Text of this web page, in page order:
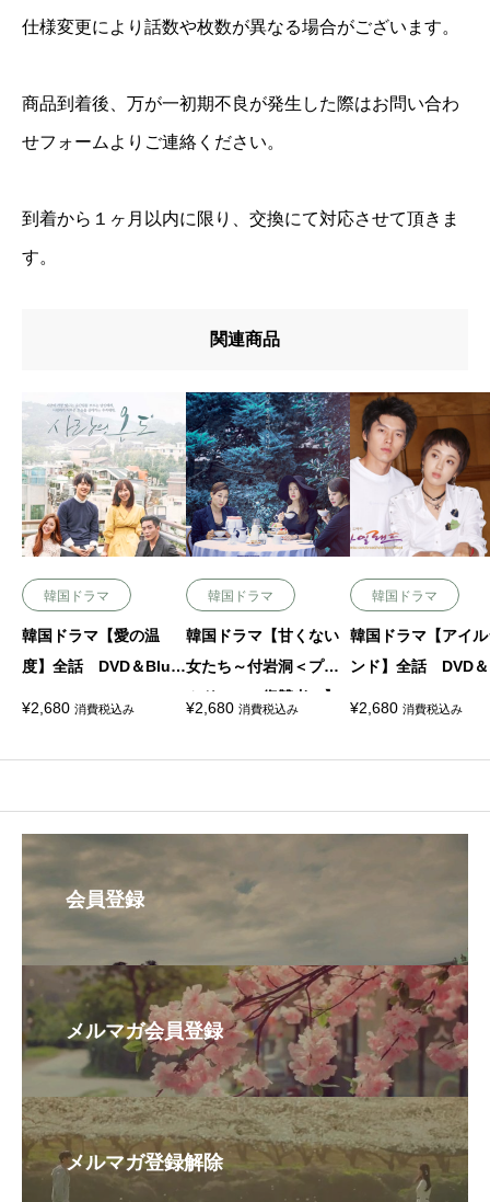
仕様変更により話数や枚数が異なる場合がございます。
商品到着後、万が一初期不良が発生した際はお問い合わ
せフォームよりご連絡ください。
到着から１ヶ月以内に限り、交換にて対応させて頂きま
す。
関連商品
韓国ドラマ
韓国ドラマ【愛の温
度】全話 DVD＆Blu-r
¥2,680 消費税込み
韓国ドラマ
韓国ドラマ【甘くない
女たち～付岩洞＜プア
ムドン＞の復讐者～】
¥2,680 消費税込み
韓国ドラマ
韓国ドラマ【アイ
ンド】全話 DVD
¥2,680 消費税込み
会員登録
メルマガ会員登録
メルマガ登録解除